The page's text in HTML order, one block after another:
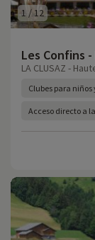
1/12
Les Confins
LA CLUSAZ -
Clubes para
Acceso directo a